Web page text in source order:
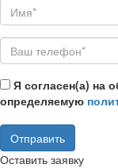
Я согласен(а) на
определяемую
Оставить заявку